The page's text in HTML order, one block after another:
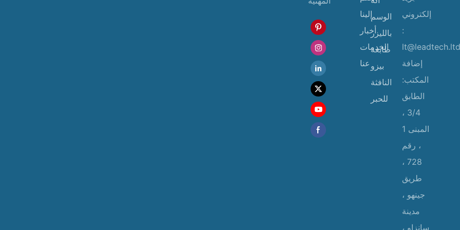
إلينا
أخبار
الخدمات
عنا
الوسم
بالليزر
طابعة
بيزو
النافثة
للحبر
إلكتروني
:
lt@leadtech.ltd
إضافة
المكتب:
الطابق
3/4 ،
المبنى 1
، رقم
728 ،
طريق
جينهو ،
مدينة
سانزاو ،